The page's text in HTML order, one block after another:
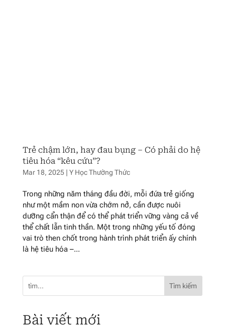
Trẻ chậm lớn, hay đau bụng – Có phải do hệ
tiêu hóa “kêu cứu”?
Mar 18, 2025| Y Học Thường Thức
Trong những năm tháng đầu đời, mỗi đứa trẻ giống
như một mầm non vừa chớm nở, cần được nuôi
dưỡng cẩn thận để có thể phát triển vững vàng cả về
thể chất lẫn tinh thần. Một trong những yếu tố đóng
vai trò then chốt trong hành trình phát triển ấy chính
là hệ tiêu hóa –...
Tìm kiếm
Bài viết mới